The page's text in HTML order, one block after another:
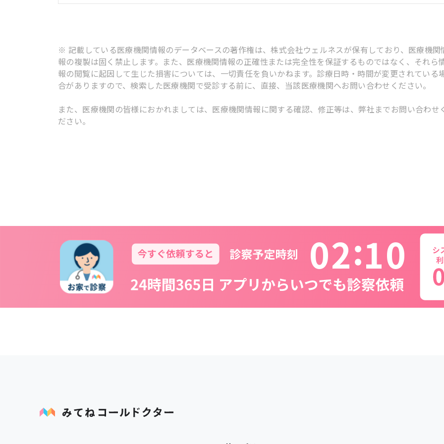
※ 記載している医療機関情報のデータベースの著作権は、株式会社ウェルネスが保有しており、医療機関
報の複製は固く禁止します。また、医療機関情報の正確性または完全性を保証するものではなく、それら
報の閲覧に起因して生じた損害については、一切責任を負いかねます。診療日時・時間が変更されている
合がありますので、検索した医療機関で受診する前に、直接、当該医療機関へお問い合わせください。
また、医療機関の皆様におかれましては、医療機関情報に関する確認、修正等は、弊社までお問い合わせ
ださい。
02 10